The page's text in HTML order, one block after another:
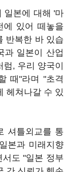
일본에 대해 '마
에 있어 떼놓을
반복한 바 있습
과 일본이 산업
, 우리 양국이
때"라며 "초격
헤쳐나갈 수 있
셔틀외교를 통
본과 미래지향
도 "일본 정부